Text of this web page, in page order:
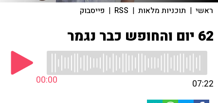
ראשי | תוכניות מלאות |
RSS
| פייסבוק
62 יום והחופש כבר נגמר
00:00 07:22